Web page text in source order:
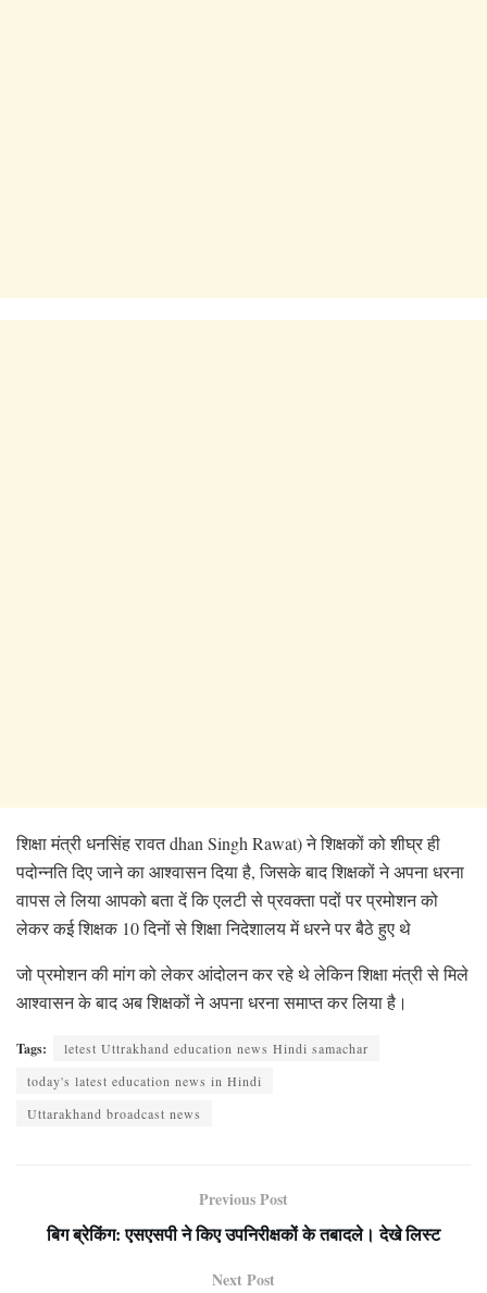
शिक्षा मंत्री धनसिंह रावत dhan Singh Rawat) ने शिक्षकों को शीघ्र ही
पदोन्नति दिए जाने का आश्वासन दिया है, जिसके बाद शिक्षकों ने अपना धरना
वापस ले लिया आपको बता दें कि एलटी से प्रवक्ता पदों पर प्रमोशन को
लेकर कई शिक्षक 10 दिनों से शिक्षा निदेशालय में धरने पर बैठे हुए थे
जो प्रमोशन की मांग को लेकर आंदोलन कर रहे थे लेकिन शिक्षा मंत्री से मिले
आश्वासन के बाद अब शिक्षकों ने अपना धरना समाप्त कर लिया है।
Tags:
letest Uttrakhand education news Hindi samachar
today's latest education news in Hindi
Uttarakhand broadcast news
Previous Post
बिग ब्रेकिंग: एसएसपी ने किए उपनिरीक्षकों के तबादले। देखे लिस्ट
Next Post